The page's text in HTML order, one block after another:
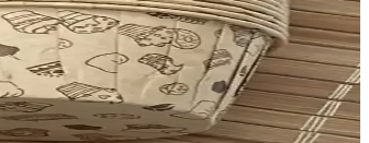
özellikleriyle mutfağınıza şıklık katıyor.